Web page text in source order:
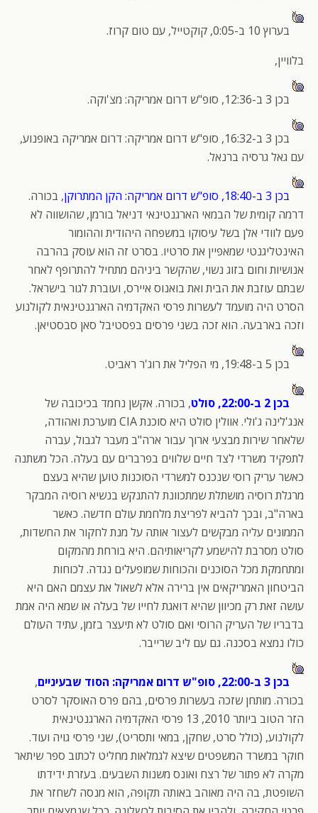
בערוץ 10 ב-0:05, קוקטייל, עם טום קרוז.
בלוויין,
בכן 3 ב-12:36, סופ"ש דרום אמריקה: מצ'וקה.
בכן 3 ב-16:32, סופ"ש דרום אמריקה: דרום אמריקה באופנוע,
עם גאל גרסיה ברנאל.
בכן 3 ב-18:40, סופ"ש דרום אמריקה: הקן המתרוקן
, בכורה.
דרמה קומית של הבמאי הארגנטינאי דניאל בורמן, שהושווה לא
פעם לוודי אלן בשל עיסוקו במשפחה היהודית וההומור
האינטליגנטי שמאפיין את סרטיו. בסרט זה הוא עוסק בהרבה
אנושיות וחום בזוג נשוי, שהקשר ביניהם מתחיל להתרופף לאחר
שבתם עוזבת את הבית ואת בואנוס איירס, ועוברת לגור בישראל.
הסרט היה מועמד לעשרות פרסי האקדמיה הארגנטינאית לקולנוע
וזכה בארבעה. הוא זכה בשני פרסים בפסטיבל סאן סבסטיאן.
בכן 5 ב-19:48, מי הפליל את רוג'ר ראביט.
בכן 2 ב-22:00, סולט
, בכורה. אקשן נחמד בכיכובה של
אנג'לינה ג'ולי. אוולין סולט היא סוכנת CIA מוערכת ואהודה,
שלאחר שירות מבצעי ארוך עבור ארה"ב מעבר לגבול, עברה
לתפקיד משרדי לצד חיים שלווים בפרברים עם בעלה. הכל משתנה
כאשר עריק רוסי שנכנס למשרדי הסוכנות טוען שהיא בעצם
מרגלת רוסיה מושתלת שמתכוונת להתנקש בנשיא רוסיה המבקר
בארה"ב, ובכך להביא לפריצת מלחמת עולם חדשה. כאשר
הממונים עליה מבקשים לעצור אותה על מנת לחקור את החשדות,
סולט מסרבת להישמע לקריאותיהם. היא בורחת מהמקום
ומתחמקת מכל הסוכנים והכוחות שמופעלים נגדה. לכוחות
הביטחון האמריקאים אין ברירה אלא לשאול את עצמם האם היא
עושה זאת רק מכיוון שהיא דואגת לחייו של בעלה או שמא היה אמת
בדבריו של העריק הרוסי ואם סולט לא תיעצר בזמן, עתיד העולם
כולו נמצא בסכנה. גם עם ליב שרייבר.
בכן 3 ב-22:00, סופ"ש דרום אמריקה: הסוד שבעיניים
,
בכורה. מותחן שזכה בעשרות פרסים, בהם פרס האוסקר לסרט
הזר הטוב ביותר 2010, 13 פרסי האקדמיה הארגנטינאית
לקולנוע, (כולל סרט, שחקן, במאי ותסריט), שני פרסי גויה ועוד.
חוקר במשרד המשפטים שיצא לגמלאות מחליט לכתוב ספר שיתאר
מקרה לא פתור של רצח ואונס משנות השבעים. בעזרת ידידתו
השופטת, בה היה מאוהב באותה תקופה, הוא מנסה לשחזר את